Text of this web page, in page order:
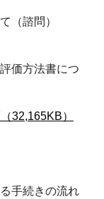
（諮問）
価方法書につ
32,165KB）
手続きの流れ